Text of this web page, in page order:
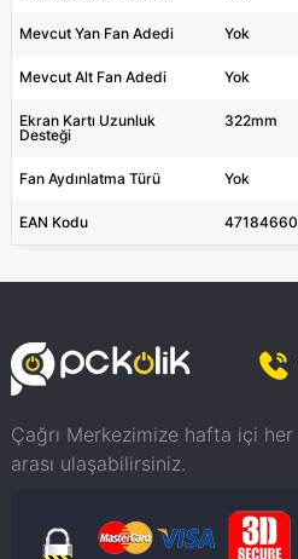
Mevcut Yan Fan Adedi Yok
Mevcut Alt Fan Adedi Yok
Ekran Kartı Uzunluk
Desteği
322mm
Fan Aydınlatma Türü Yok
EAN Kodu
Çağrı Merkezimize hafta içi
arası ulaşabilirsiniz.